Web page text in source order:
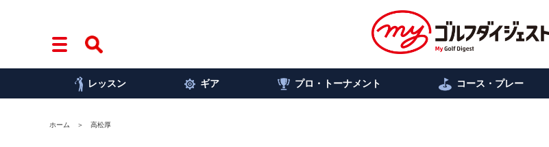
レッスン ギア プロ・トーナメント コース・プレー
ホーム 高松厚